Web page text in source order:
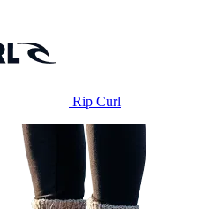
Rip Curl